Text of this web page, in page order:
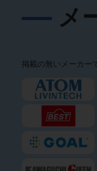
メ
掲載の無いメーカー